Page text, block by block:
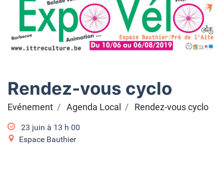
Rendez-vous cyclo
Evénement Agenda Local Rendez-vous cyclo
23 juin à 13 h 00
Espace Bauthier